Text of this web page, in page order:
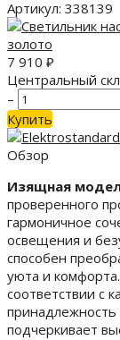
Артикул: 338139
7 910 ₽
Центральный
–
Купить
Обзор
Изящная
проверенного
гармоничное
освещения и
способен
уюта и
соответствии с
принадлежность
подчеркивает